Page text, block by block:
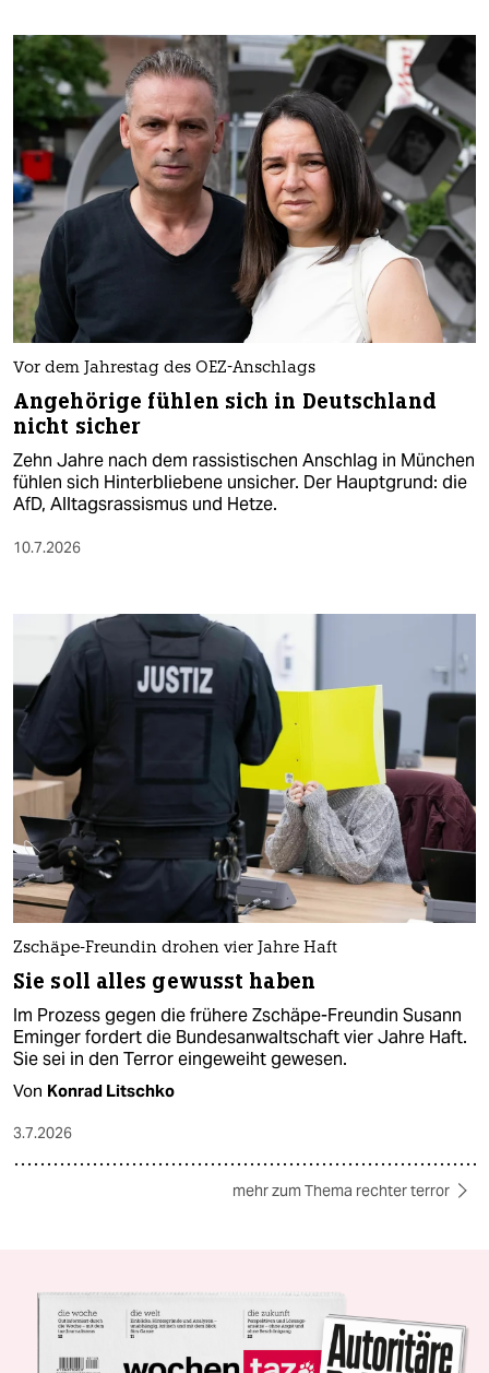
Vor dem Jahrestag des OEZ-Anschlags
Angehörige fühlen sich in Deutschland
nicht sicher
Zehn Jahre nach dem rassistischen Anschlag in München
fühlen sich Hinterbliebene unsicher. Der Hauptgrund: die
AfD, Alltagsrassismus und Hetze.
10.7.2026
Zschäpe-Freundin drohen vier Jahre Haft
Sie soll alles gewusst haben
Im Prozess gegen die frühere Zschäpe-Freundin Susann
Eminger fordert die Bundesanwaltschaft vier Jahre Haft.
Sie sei in den Terror eingeweiht gewesen.
Von Konrad Litschko
3.7.2026
mehr zum Thema rechter terror